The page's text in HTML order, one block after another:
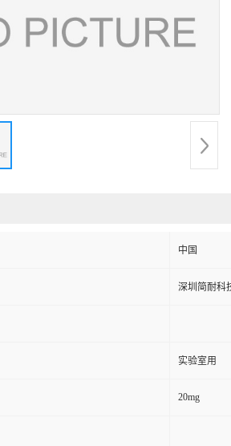
中国
深圳简耐科
实验室用
20mg